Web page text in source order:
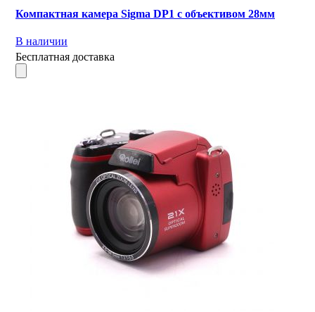
Компактная камера Sigma DP1 с объективом 28мм
В наличии
Бесплатная доставка